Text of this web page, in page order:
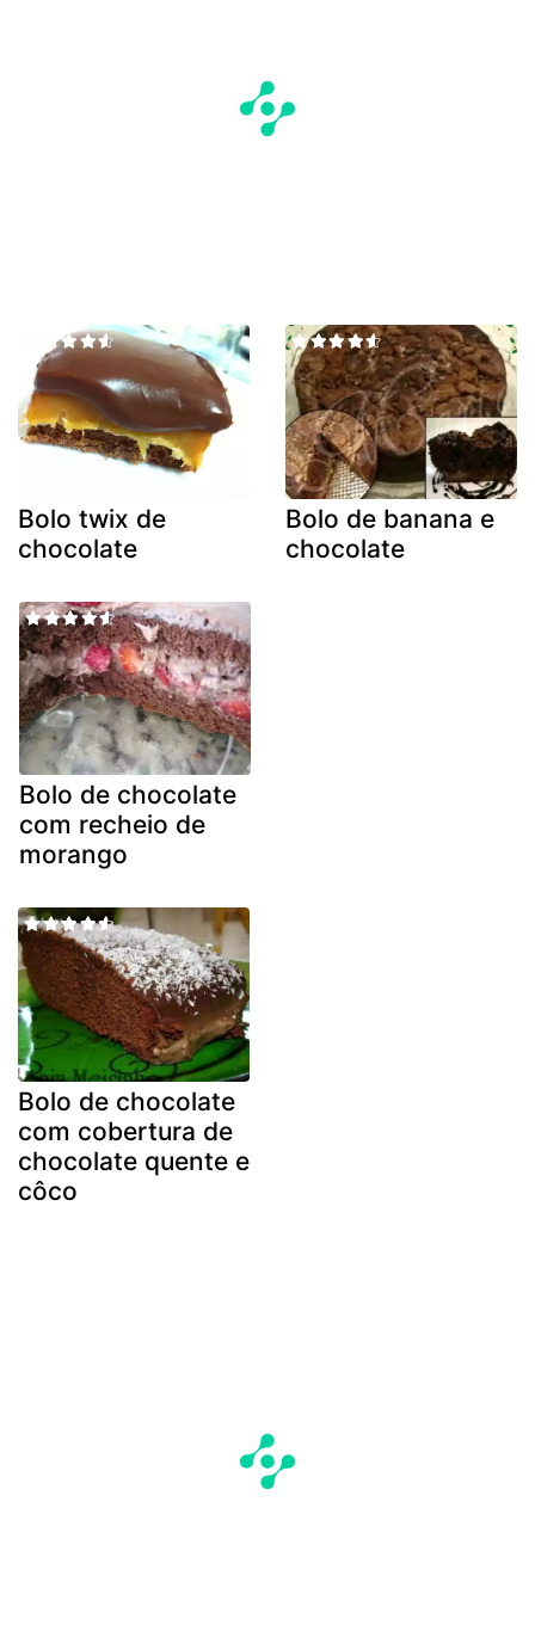
Bolo twix de
chocolate
Bolo de banana e
chocolate
Bolo de chocolate
com recheio de
morango
Bolo de chocolate
com cobertura de
chocolate quente e
côco